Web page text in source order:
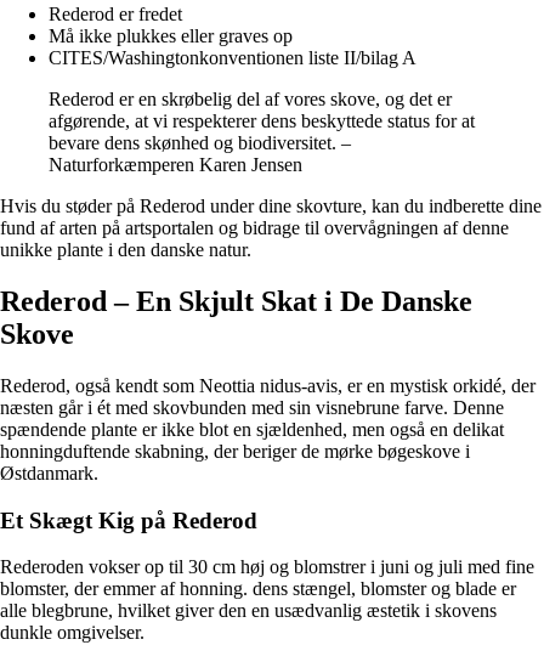
Rederod er fredet
Må ikke plukkes eller graves op
CITES/Washingtonkonventionen liste II/bilag A
Rederod er en skrøbelig del af vores skove, og det er
afgørende, at vi respekterer dens beskyttede status for at
bevare dens skønhed og biodiversitet. –
Naturforkæmperen Karen Jensen
Hvis du støder på Rederod under dine skovture, kan du indberette dine
fund af arten på artsportalen og bidrage til overvågningen af denne
unikke plante i den danske natur.
Rederod – En Skjult Skat i De Danske
Skove
Rederod, også kendt som Neottia nidus-avis, er en mystisk orkidé, der
næsten går i ét med skovbunden med sin visnebrune farve. Denne
spændende plante er ikke blot en sjældenhed, men også en delikat
honningduftende skabning, der beriger de mørke bøgeskove i
Østdanmark.
Et Skægt Kig på Rederod
Rederoden vokser op til 30 cm høj og blomstrer i juni og juli med fine
blomster, der emmer af honning. dens stængel, blomster og blade er
alle blegbrune, hvilket giver den en usædvanlig æstetik i skovens
dunkle omgivelser.